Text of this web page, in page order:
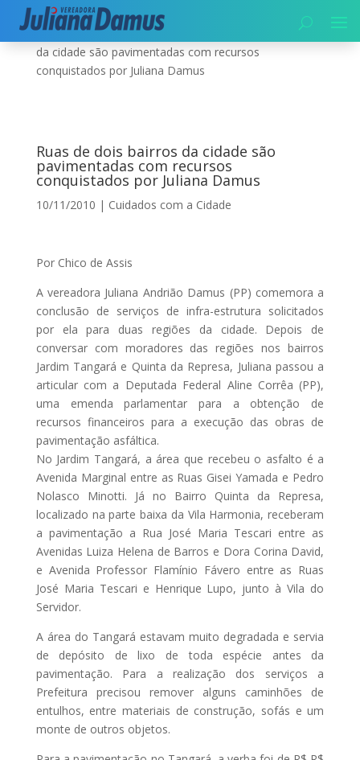
Início|Cuidados com a Cidade
Ruas de dois bairros
da cidade são pavimentadas com recursos
conquistados por Juliana Damus
Ruas de dois bairros da cidade são
pavimentadas com recursos
conquistados por Juliana Damus
10/11/2010 | Cuidados com a Cidade
Por Chico de Assis
A vereadora Juliana Andrião Damus (PP) comemora a
conclusão de serviços de infra-estrutura solicitados
por ela para duas regiões da cidade. Depois de
conversar com moradores das regiões nos bairros
Jardim Tangará e Quinta da Represa, Juliana passou a
articular com a Deputada Federal Aline Corrêa (PP),
uma emenda parlamentar para a obtenção de
recursos financeiros para a execução das obras de
pavimentação asfáltica.
No Jardim Tangará, a área que recebeu o asfalto é a
Avenida Marginal entre as Ruas Gisei Yamada e Pedro
Nolasco Minotti. Já no Bairro Quinta da Represa,
localizado na parte baixa da Vila Harmonia, receberam
a pavimentação a Rua José Maria Tescari entre as
Avenidas Luiza Helena de Barros e Dora Corina David,
e Avenida Professor Flamínio Fávero entre as Ruas
José Maria Tescari e Henrique Lupo, junto à Vila do
Servidor.
A área do Tangará estavam muito degradada e servia
de depósito de lixo de toda espécie antes da
pavimentação. Para a realização dos serviços a
Prefeitura precisou remover alguns caminhões de
entulhos, entre materiais de construção, sofás e um
monte de outros objetos.